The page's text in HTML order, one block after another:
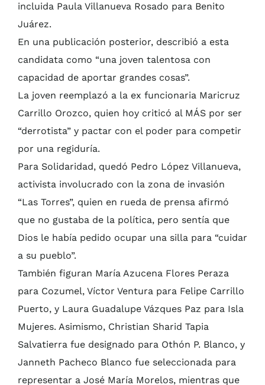
incluida Paula Villanueva Rosado para Benito
Juárez.
En una publicación posterior, describió a esta
candidata como “una joven talentosa con
capacidad de aportar grandes cosas”.
La joven reemplazó a la ex funcionaria Maricruz
Carrillo Orozco, quien hoy criticó al MÁS por ser
“derrotista” y pactar con el poder para competir
por una regiduría.
Para Solidaridad, quedó Pedro López Villanueva,
activista involucrado con la zona de invasión
“Las Torres”, quien en rueda de prensa afirmó
que no gustaba de la política, pero sentía que
Dios le había pedido ocupar una silla para “cuidar
a su pueblo”.
También figuran María Azucena Flores Peraza
para Cozumel, Víctor Ventura para Felipe Carrillo
Puerto, y Laura Guadalupe Vázques Paz para Isla
Mujeres. Asimismo, Christian Sharid Tapia
Salvatierra fue designado para Othón P. Blanco, y
Janneth Pacheco Blanco fue seleccionada para
representar a José María Morelos, mientras que